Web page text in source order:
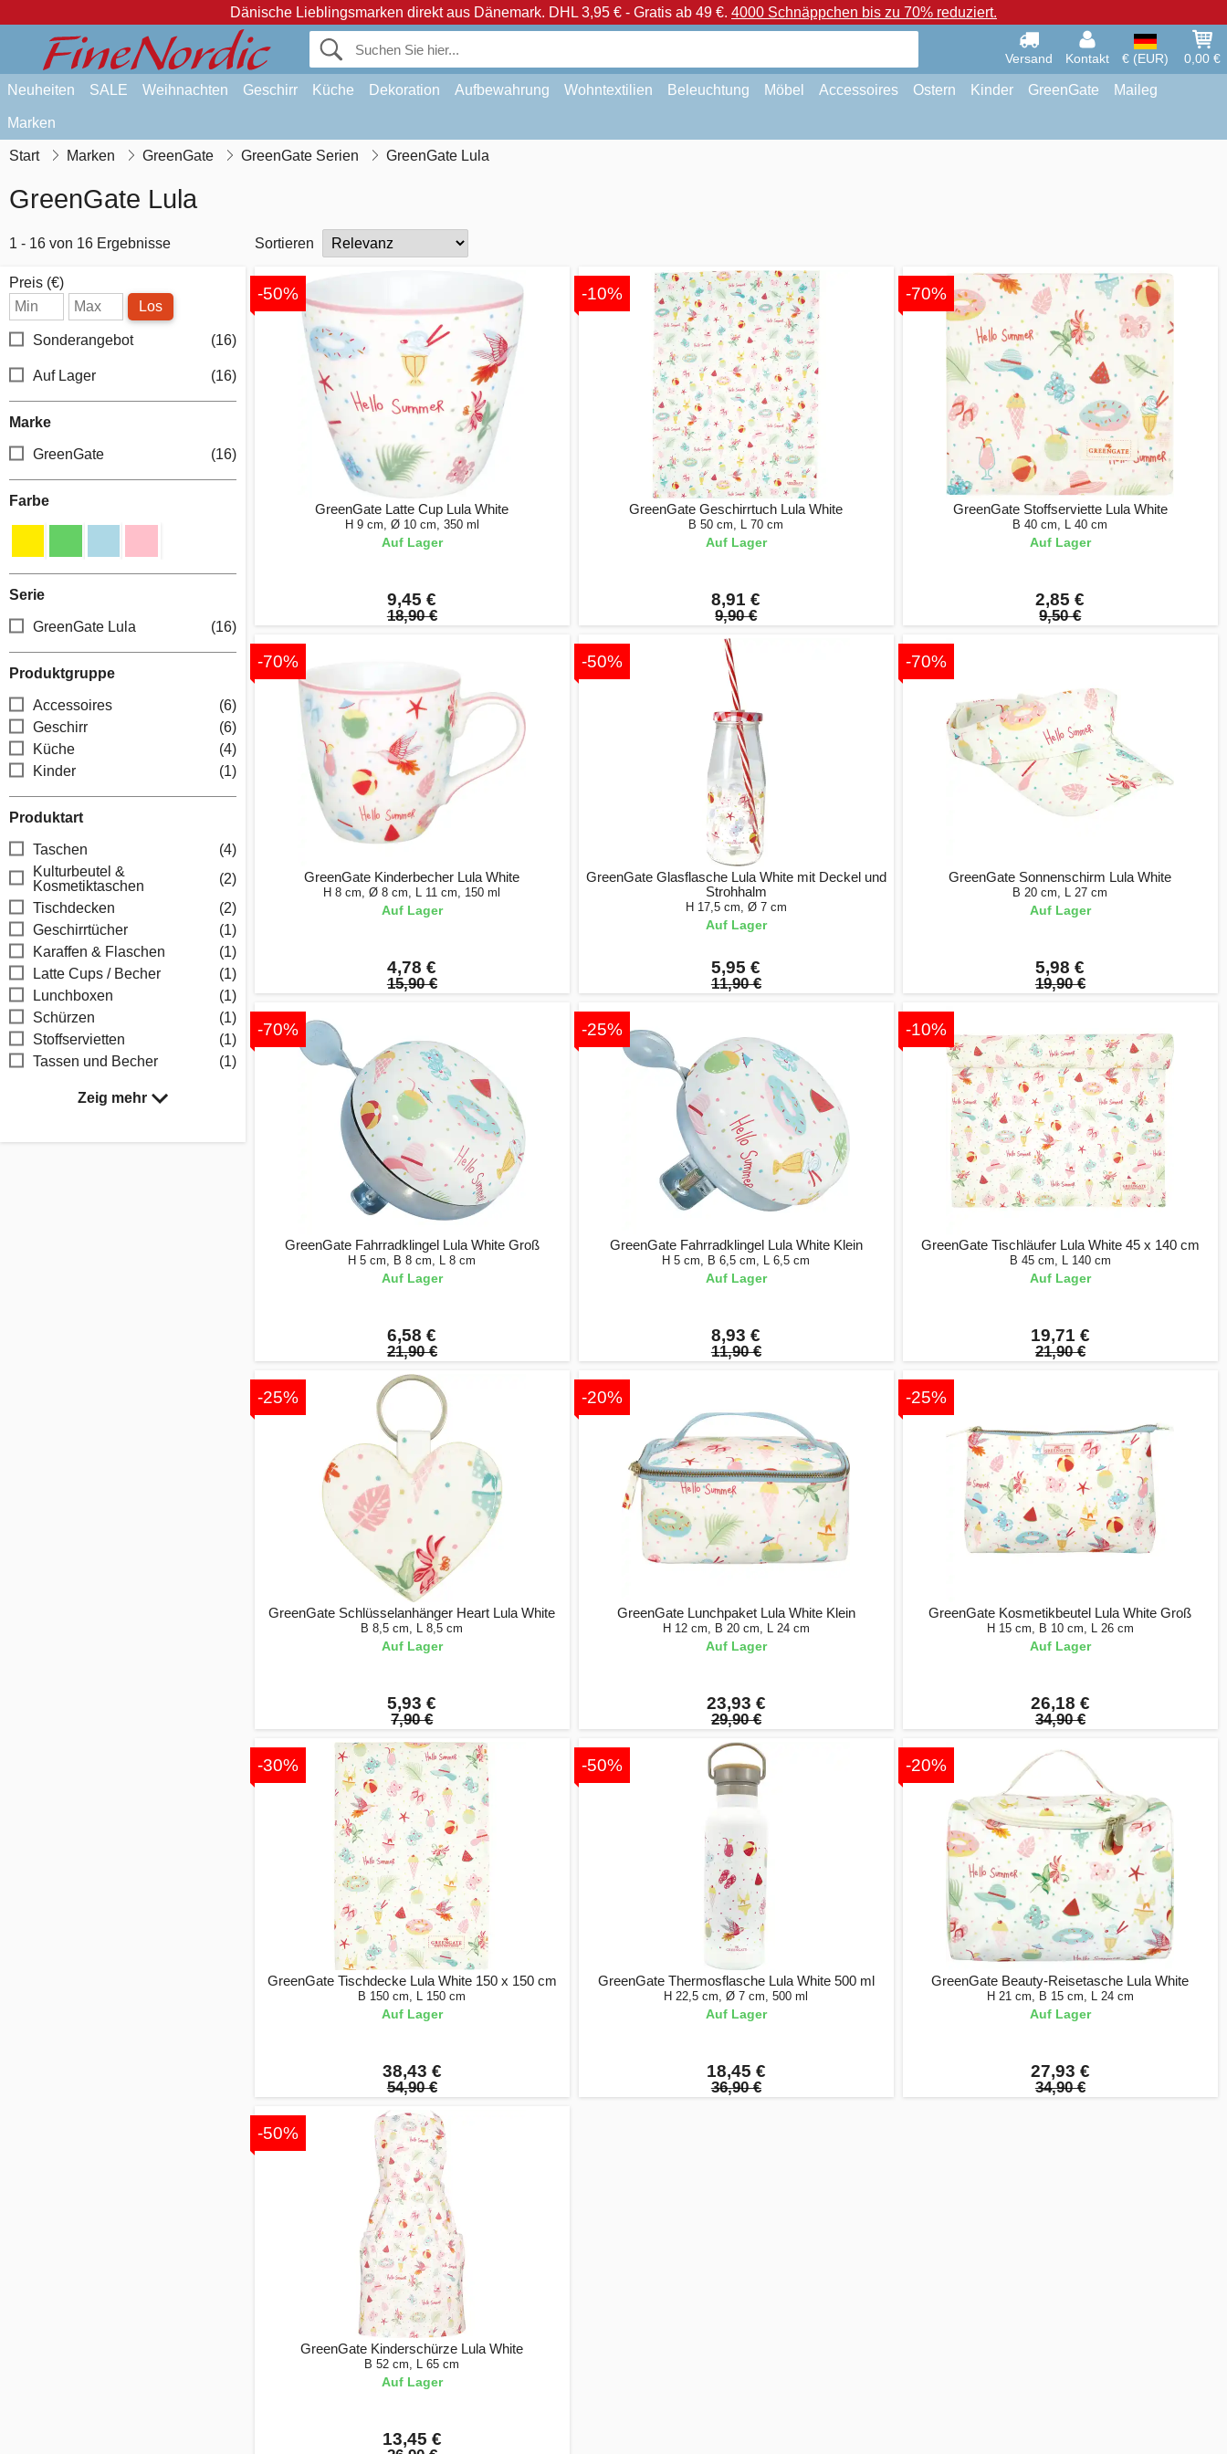
Dänische Lieblingsmarken direkt aus Dänemark. DHL 3,95 € - Gratis ab 49 €. 4000 Schnäppchen bis zu 70% reduziert.
Versand Kontakt € (EUR) 0,00 €
Neuheiten SALE Weihnachten Geschirr Küche Dekoration Aufbewahrung Wohntextilien Beleuchtung Möbel Accessoires Ostern Kinder GreenGate Maileg
Marken
Start Marken GreenGate GreenGate Serien GreenGate Lula
GreenGate Lula
1 - 16 von 16 Ergebnisse Sortieren
Preis (€)
Los
Sonderangebot (16)
Auf Lager (16)
Marke
GreenGate (16)
Farbe
Serie
GreenGate Lula (16)
Produktgruppe
Accessoires
(6)
Geschirr
(6)
Küche
(4)
Kinder
(1)
Produktart
Taschen
(4)
Kulturbeutel &
Kosmetiktaschen
(2)
Tischdecken
(2)
Geschirrtücher
(1)
Karaffen & Flaschen
(1)
Latte Cups / Becher
(1)
Lunchboxen
(1)
Schürzen
(1)
Stoffservietten
(1)
Tassen und Becher
(1)
Zeig mehr
-50%
GreenGate Latte Cup Lula White
H 9 cm, Ø 10 cm, 350 ml
Auf Lager
9,45 €
18,90 €
-10%
GreenGate Geschirrtuch Lula White
B 50 cm, L 70 cm
Auf Lager
8,91 €
9,90 €
-70%
GreenGate Stoffserviette Lula White
B 40 cm, L 40 cm
Auf Lager
2,85 €
9,50 €
-70%
GreenGate Kinderbecher Lula White
H 8 cm, Ø 8 cm, L 11 cm, 150 ml
Auf Lager
4,78 €
15,90 €
-50%
GreenGate Glasflasche Lula White mit Deckel und
Strohhalm
H 17,5 cm, Ø 7 cm
Auf Lager
5,95 €
11,90 €
-70%
GreenGate Sonnenschirm Lula White
B 20 cm, L 27 cm
Auf Lager
5,98 €
19,90 €
-70%
GreenGate Fahrradklingel Lula White Groß
H 5 cm, B 8 cm, L 8 cm
Auf Lager
6,58 €
21,90 €
-25%
GreenGate Fahrradklingel Lula White Klein
H 5 cm, B 6,5 cm, L 6,5 cm
Auf Lager
8,93 €
11,90 €
-10%
GreenGate Tischläufer Lula White 45 x 140 cm
B 45 cm, L 140 cm
Auf Lager
19,71 €
21,90 €
-25%
GreenGate Schlüsselanhänger Heart Lula White
B 8,5 cm, L 8,5 cm
Auf Lager
5,93 €
7,90 €
-20%
GreenGate Lunchpaket Lula White Klein
H 12 cm, B 20 cm, L 24 cm
Auf Lager
23,93 €
29,90 €
-25%
GreenGate Kosmetikbeutel Lula White Groß
H 15 cm, B 10 cm, L 26 cm
Auf Lager
26,18 €
34,90 €
-30%
GreenGate Tischdecke Lula White 150 x 150 cm
B 150 cm, L 150 cm
Auf Lager
38,43 €
54,90 €
-50%
GreenGate Thermosflasche Lula White 500 ml
H 22,5 cm, Ø 7 cm, 500 ml
Auf Lager
18,45 €
36,90 €
-20%
GreenGate Beauty-Reisetasche Lula White
H 21 cm, B 15 cm, L 24 cm
Auf Lager
27,93 €
34,90 €
-50%
GreenGate Kinderschürze Lula White
B 52 cm, L 65 cm
Auf Lager
13,45 €